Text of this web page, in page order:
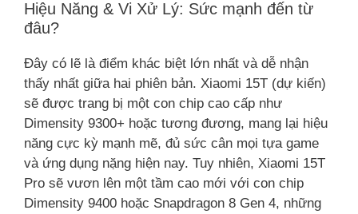
Hiệu Năng & Vi Xử Lý: Sức mạnh đến từ
đâu?
Đây có lẽ là điểm khác biệt lớn nhất và dễ nhận
thấy nhất giữa hai phiên bản. Xiaomi 15T (dự kiến)
sẽ được trang bị một con chip cao cấp như
Dimensity 9300+ hoặc tương đương, mang lại hiệu
năng cực kỳ mạnh mẽ, đủ sức cân mọi tựa game
và ứng dụng nặng hiện nay. Tuy nhiên, Xiaomi 15T
Pro sẽ vươn lên một tầm cao mới với con chip
Dimensity 9400 hoặc Snapdragon 8 Gen 4, những